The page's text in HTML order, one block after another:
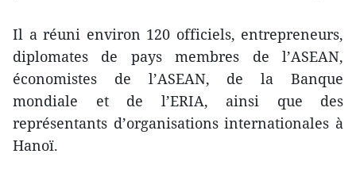
Il a réuni environ 120 officiels, entrepreneurs,
diplomates de pays membres de l’ASEAN,
économistes de l’ASEAN, de la Banque
mondiale et de l’ERIA, ainsi que des
représentants d’organisations internationales à
Hanoï.